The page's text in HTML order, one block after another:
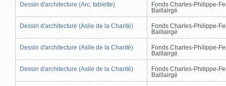
Dessin d'architecture (Arc, tablette)
Fonds Charles-Philippe-
Baillairgé
Dessin d'architecture (Asile de la Charité)
Fonds Charles-Philippe-
Baillairgé
Dessin d'architecture (Asile de la Charité)
Fonds Charles-Philippe-
Baillairgé
Dessin d'architecture (Asile de la Charité)
Fonds Charles-Philippe-
Baillairgé